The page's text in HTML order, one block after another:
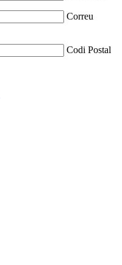
Correu
Codi Postal